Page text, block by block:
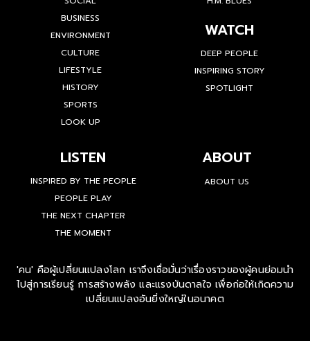
BUSINESS
ENVIRONMENT
CULTURE
LIFESTYLE
HISTORY
SPORTS
LOOK UP
WATCH
DEEP PEOPLE
INSPIRING STORY
SPOTLIGHT
LISTEN
INSPIRED BY THE PEOPLE
PEOPLE PLAY
THE NEXT CHAPTER
THE MOMENT
ABOUT
ABOUT US
'คน' คือผู้เปลี่ยนแปลงโลก เราจึงเชื่อมั่นว่าเรื่องราวของผู้คนย่อมนำ
ไปสู่การเรียนรู้ การสร้างพลัง และแรงบันดาลใจ เพื่อก่อให้เกิดความ
เปลี่ยนแปลงอันยิ่งใหญ่ในอนาคต